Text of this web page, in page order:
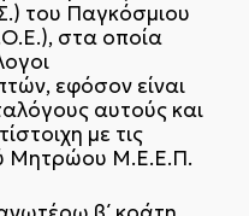
του Παγκόσμιου
στα οποία
εφόσον είναι
αυτούς και
με τις
Μητρώου Μ.Ε.Ε.Π.